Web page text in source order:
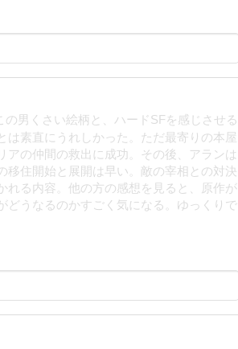
男くさい絵柄と、ハードSFを感じさせる
素直にうれしかった。ただ最寄りの本屋
アの仲間の救出に成功。その後、アランは
住開始と展開は早い。敵の宰相との対決
れる内容。他の方の感想を見ると、原作が
どうなるのかすごく気になる。ゆっくりで